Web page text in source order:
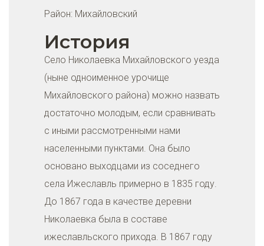
Район: Михайловский
История
Село Николаевка Михайловского уезда
(ныне одноименное урочище
Михайловского района) можно назвать
достаточно молодым, если сравнивать
с иными рассмотренными нами
населенными пунктами. Она было
основано выходцами из соседнего
села Ижеславль примерно в 1835 году.
До 1867 года в качестве деревни
Николаевка была в составе
ижеславльского прихода. В 1867 году